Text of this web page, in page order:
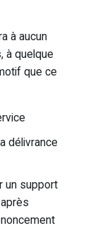
à aucun
à quelque
que ce
délivrance
un support